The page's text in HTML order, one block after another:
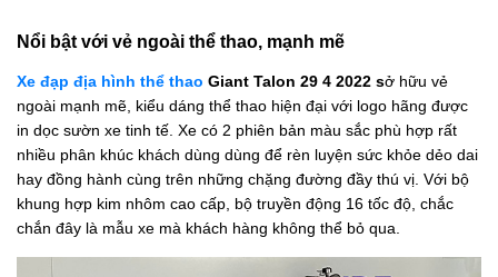
Nổi bật với vẻ ngoài thể thao, mạnh mẽ
Xe đạp địa hình thể thao Giant Talon 29 4 2022 sở hữu vẻ
ngoài mạnh mẽ, kiểu dáng thể thao hiện đại với logo hãng được
in dọc sườn xe tinh tế. Xe có 2 phiên bản màu sắc phù hợp rất
nhiều phân khúc khách dùng dùng để rèn luyện sức khỏe dẻo dai
hay đồng hành cùng trên những chặng đường đầy thú vị. Với bộ
khung hợp kim nhôm cao cấp, bộ truyền động 16 tốc độ, chắc
chắn đây là mẫu xe mà khách hàng không thể bỏ qua.